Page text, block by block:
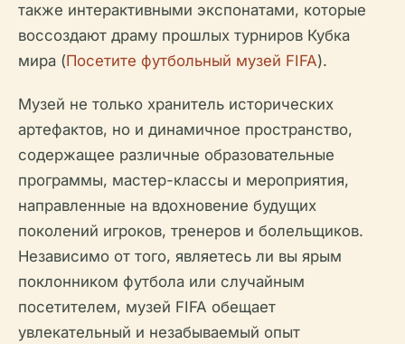
также интерактивными экспонатами, которые
воссоздают драму прошлых турниров Кубка
мира (Посетите футбольный музей FIFA).
Музей не только хранитель исторических
артефактов, но и динамичное пространство,
содержащее различные образовательные
программы, мастер-классы и мероприятия,
направленные на вдохновение будущих
поколений игроков, тренеров и болельщиков.
Независимо от того, являетесь ли вы ярым
поклонником футбола или случайным
посетителем, музей FIFA обещает
увлекательный и незабываемый опыт